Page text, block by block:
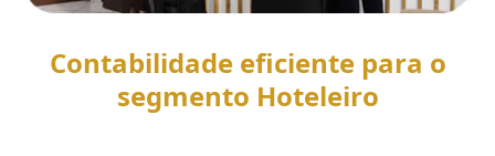
Contabilidade eficiente para o
segmento Hoteleiro